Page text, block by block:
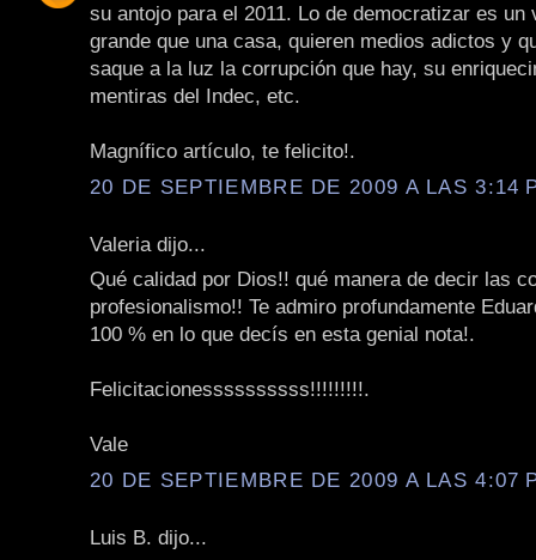
su antojo para el 2011. Lo de democratizar es un
grande que una casa, quieren medios adictos y
saque a la luz la corrupción que hay, su
mentiras del Indec, etc.
Magnífico artículo, te felicito!.
20 DE SEPTIEMBRE DE 2009 A LAS 3:14
Valeria dijo...
Qué calidad por Dios!! qué manera de decir las
profesionalismo!! Te admiro profundamente
100 % en lo que decís en esta genial nota!.
Felicitacionessssssssss!!!!!!!!!.
Vale
20 DE SEPTIEMBRE DE 2009 A LAS 4:07
Luis B. dijo...